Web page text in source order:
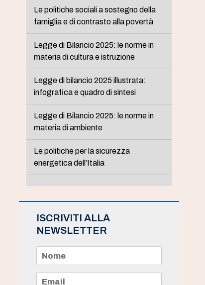
Le politiche sociali a sostegno della
famiglia e di contrasto alla povertà
Legge di Bilancio 2025: le norme in
materia di cultura e istruzione
Legge di bilancio 2025 illustrata:
infografica e quadro di sintesi
Legge di Bilancio 2025: le norme in
materia di ambiente
Le politiche per la sicurezza
energetica dell’Italia
ISCRIVITI ALLA
NEWSLETTER
m
e